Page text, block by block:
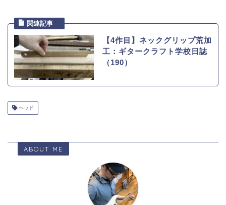
【4作目】ネックグリップ荒加
工：ギタークラフト学校日誌
（190）
ヘッド
ABOUT ME